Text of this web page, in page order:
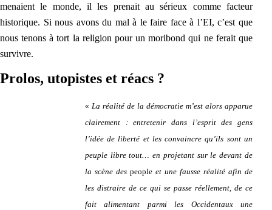
menaient le monde, il les prenait au sérieux comme facteur
historique. Si nous avons du mal à le faire face à l’EI, c’est que
nous tenons à tort la religion pour un moribond qui ne ferait que
survivre.
Prolos, utopistes et réacs ?
« La réalité de la démocratie m’est alors apparue
clairement : entretenir dans l’esprit des gens
l’idée de liberté et les convaincre qu’ils sont un
peuple libre tout… en projetant sur le devant de
la scène des people et une fausse réalité afin de
les distraire de ce qui se passe réellement, de ce
fait alimentant parmi les Occidentaux une